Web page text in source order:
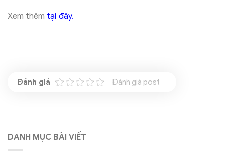
Xem thêm tại đây.
Đánh giá post
DANH MỤC BÀI VIẾT